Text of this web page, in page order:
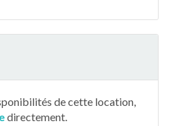
de cette location,
directement.